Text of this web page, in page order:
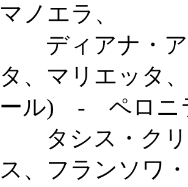
マノエラ、
ディアナ・ア
タ、マリエッタ
ール) - ペロニ
タシス・クリ
ス、フランソワ